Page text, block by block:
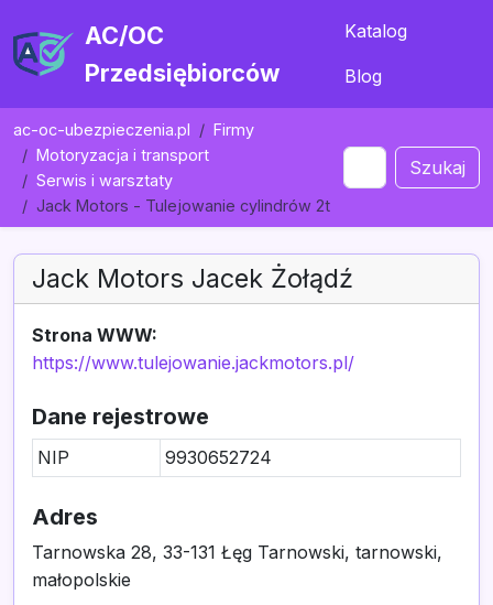
AC/OC
Przedsiębiorców
Katalog
Blog
ac-oc-ubezpieczenia.pl
Firmy
Motoryzacja i transport
Serwis i warsztaty
Jack Motors - Tulejowanie cylindrów 2t
Szukaj
Jack Motors Jacek Żołądź
Strona WWW:
https://www.tulejowanie.jackmotors.pl/
Dane rejestrowe
NIP 9930652724
Adres
Tarnowska 28, 33-131 Łęg Tarnowski, tarnowski,
małopolskie